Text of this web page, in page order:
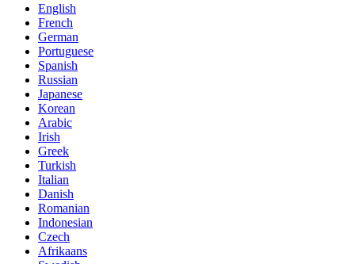
English
French
German
Portuguese
Spanish
Russian
Japanese
Korean
Arabic
Irish
Greek
Turkish
Italian
Danish
Romanian
Indonesian
Czech
Afrikaans